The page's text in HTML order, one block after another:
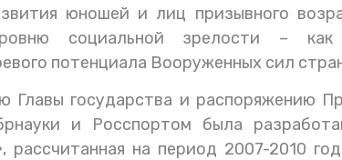
юношей и лиц призывного
социальной зрелости –
потенциала Вооруженных сил
Главы государства и распоряжению
и Росспортом была
на период 2007-2010